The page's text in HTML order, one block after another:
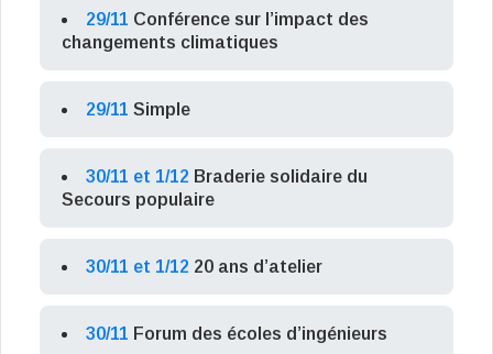
29/11 Conférence sur l’impact des
changements climatiques
29/11 Simple
30/11 et 1/12 Braderie solidaire du
Secours populaire
30/11 et 1/12 20 ans d’atelier
30/11 Forum des écoles d’ingénieurs